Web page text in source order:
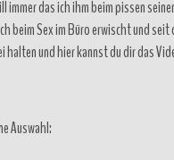
immer das ich ihm beim pissen
beim Sex im Büro erwischt und
halten und hier kannst du dir das
Auswahl: